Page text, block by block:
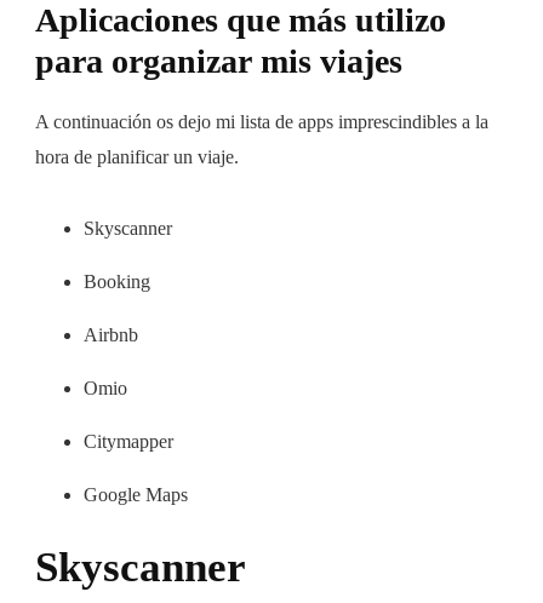
Aplicaciones que más utilizo
para organizar mis viajes
A continuación os dejo mi lista de apps imprescindibles a la
hora de planificar un viaje.
Skyscanner
Booking
Airbnb
Omio
Citymapper
Google Maps
Skyscanner